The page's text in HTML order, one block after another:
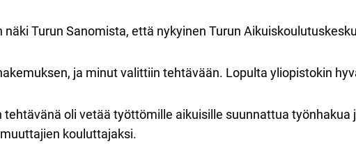
näki Turun Sanomista, että nykyinen Turun
ja minut valittiin tehtävään. Lopulta yliopistokin
tehtävänä oli vetää työttömille aikuisille suunnattua työnhakua
kouluttajaksi.